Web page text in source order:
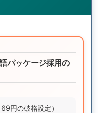
パッケージ採用の
円の破格設定）